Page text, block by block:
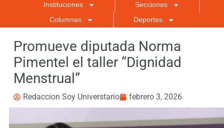
Instituciones
Secciones
Columnas
Deportes
Promueve diputada Norma
Pimentel el taller “Dignidad
Menstrual”
Redaccion Soy Universtario febrero 3, 2026